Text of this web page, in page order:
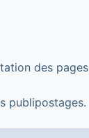
des
publipostages.